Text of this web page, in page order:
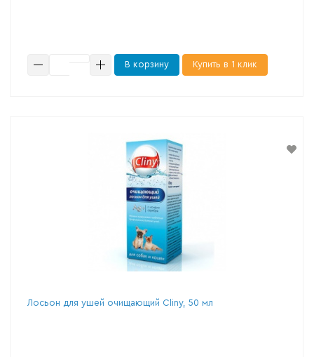
В корзину Купить в 1 клик
Лосьон для ушей очищающий Cliny, 50 мл